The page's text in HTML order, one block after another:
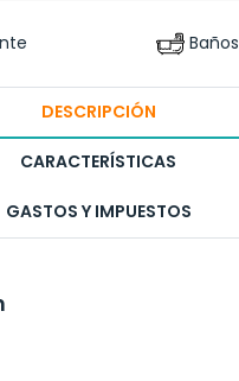
Baños
DESCRIPCIÓN
CARACTERÍSTICAS
GASTOS Y IMPUESTOS